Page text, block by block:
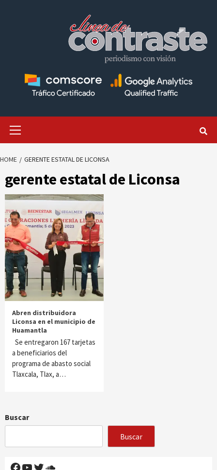
HOME GERENTE ESTATAL DE LICONSA
gerente estatal de Liconsa
Abren distribuidora
Liconsa en el municipio de
Huamantla
Se entregaron 167 tarjetas
a beneficiarios del
programa de abasto social
Tlaxcala, Tlax, a…
Buscar
Buscar
Facebook
YouTube
Twitter
SoundCloud